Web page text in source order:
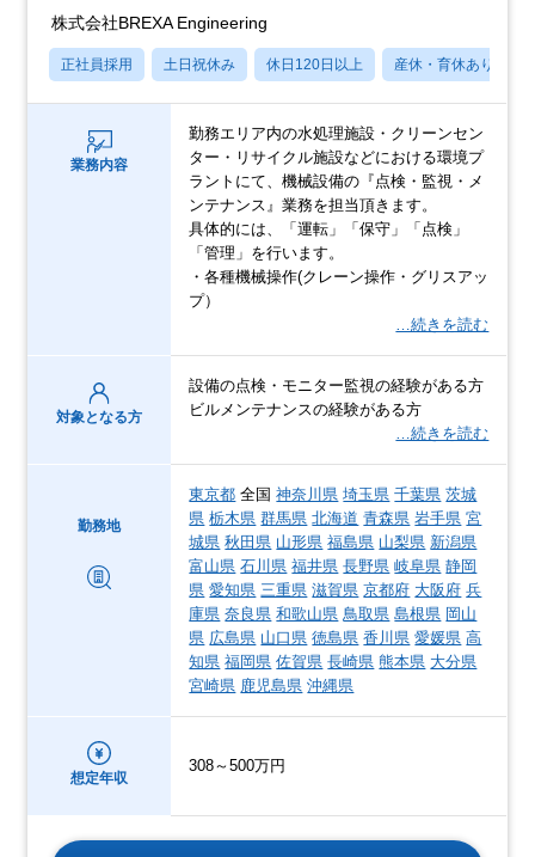
株式会社BREXA Engineering
正社員採用 土日祝休み 休日120日以上 産休・育休あり
業務内容
勤務エリア内の水処理施設・クリーンセン
ター・リサイクル施設などにおける環境プ
ラントにて、機械設備の『点検・監視・メ
ンテナンス』業務を担当頂きます。
具体的には、「運転」「保守」「点検」
「管理」を行います。
・各種機械操作(クレーン操作・グリスアッ
プ）
…続きを読む
対象となる方
設備の点検・モニター監視の経験がある方
ビルメンテナンスの経験がある方
…続きを読む
勤務地
東京都 全国神奈川県 埼玉県 千葉県 茨城
県 栃木県 群馬県 北海道 青森県 岩手県 宮
城県 秋田県 山形県 福島県 山梨県 新潟県
富山県 石川県 福井県 長野県 岐阜県 静岡
県 愛知県 三重県 滋賀県 京都府 大阪府 兵
庫県 奈良県 和歌山県 鳥取県 島根県 岡山
県 広島県 山口県 徳島県 香川県 愛媛県 高
知県 福岡県 佐賀県 長崎県 熊本県 大分県
宮崎県 鹿児島県 沖縄県
想定年収
308～500万円